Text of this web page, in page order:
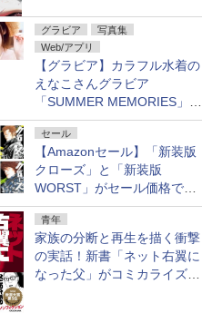
グラビア
写真集
Web/アプリ
【グラビア】カラフル水着の
えなこさんグラビア
「SUMMER MEMORIES」を
ヤングアニマルWebで公開中
セール
【Amazonセール】「新装版
クローズ」と「新装版
WORST」がセール価格で販
売中！
青年
家族の分断と再生を描く衝撃
の実話！新書「ネット右翼に
なった父」がコミカライズ。